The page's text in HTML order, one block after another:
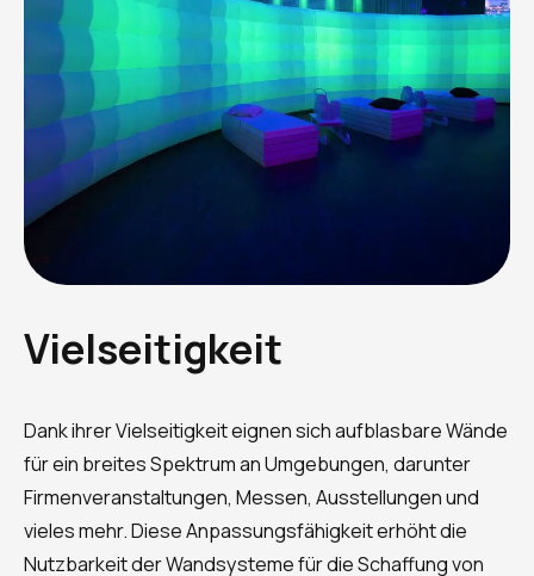
Vielseitigkeit
Dank ihrer Vielseitigkeit eignen sich aufblasbare Wände
für ein breites Spektrum an Umgebungen, darunter
Firmenveranstaltungen, Messen, Ausstellungen und
vieles mehr. Diese Anpassungsfähigkeit erhöht die
Nutzbarkeit der Wandsysteme für die Schaffung von